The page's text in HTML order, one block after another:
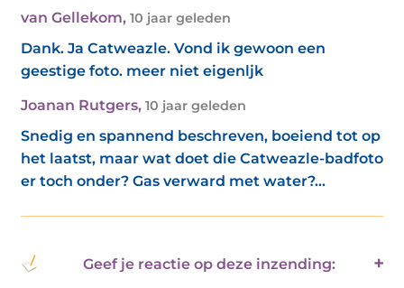
van Gellekom, 10 jaar geleden
Dank. Ja Catweazle. Vond ik gewoon een
geestige foto. meer niet eigenljk
Joanan Rutgers, 10 jaar geleden
Snedig en spannend beschreven, boeiend tot op
het laatst, maar wat doet die Catweazle-badfoto
er toch onder? Gas verward met water?...
Geef je reactie op deze inzending: